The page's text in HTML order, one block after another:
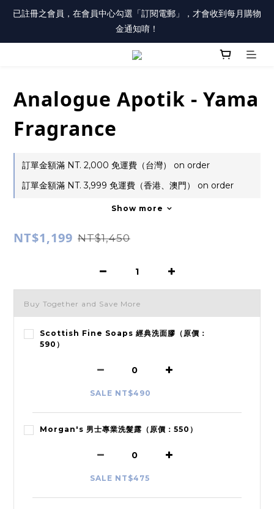
註冊會員「送100元購物金」，同時勾選「接收優惠通知」，還有
每月購物金唷！
已註冊之會員，在會員中心勾選「訂閱電郵」，才會收到每月購物
金通知唷！
註冊會員「送100元購物金」，同時勾選「接收優惠通知」，還有
Analogue Apotik - Yama
Fragrance
訂單金額滿 NT. 2,000 免運費（台灣） on order
訂單金額滿 NT. 3,999 免運費（香港、澳門） on order
Show more
NT$1,199 NT$1,450
Buy Together and Save More
Scottish Fine Soaps 經典洗面膠（原價：
590）
SALE NT$490
Morgan's 男士專業洗髮露（原價：550）
SALE NT$475